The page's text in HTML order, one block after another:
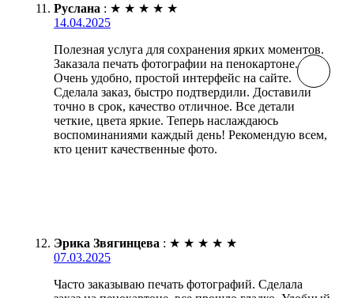
Руслана : ★ ★ ★ ★ ★
14.04.2025
Полезная услуга для сохранения ярких моментов.
Заказала печать фотографии на пенокартоне.
Очень удобно, простой интерфейс на сайте.
Сделала заказ, быстро подтвердили. Доставили
точно в срок, качество отличное. Все детали
четкие, цвета яркие. Теперь наслаждаюсь
воспоминаниями каждый день! Рекомендую всем,
кто ценит качественные фото.
Эрика Звягинцева : ★ ★ ★ ★ ★
07.03.2025
Часто заказываю печать фотографий. Сделала